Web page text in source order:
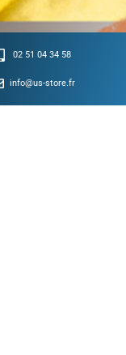
02 51 04 34 58
info@us-store.fr